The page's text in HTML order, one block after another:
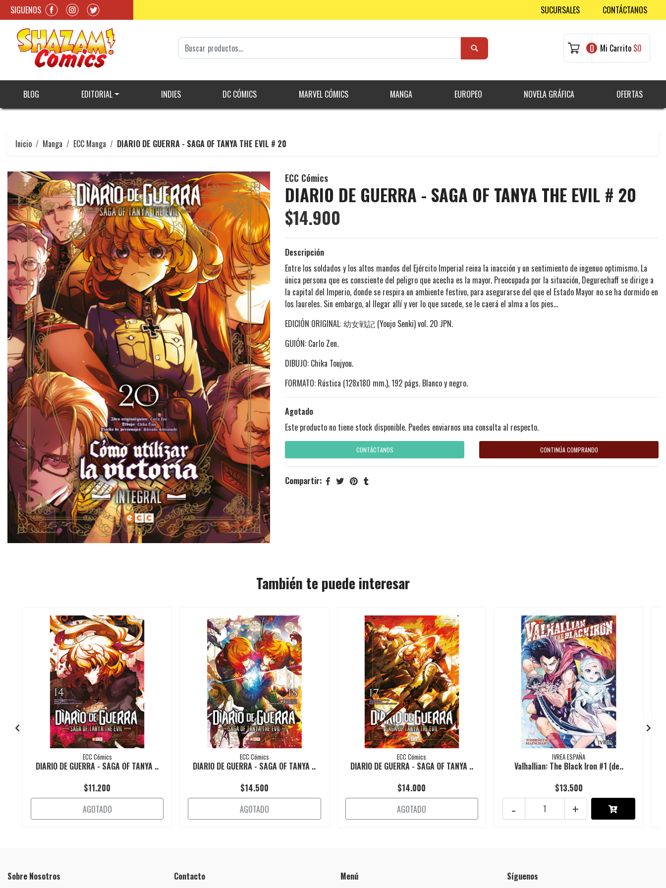
SIGUENOS SUCURSALES CONTÁCTANOS
0 Mi Carrito $0
BLOG EDITORIAL INDIES DC CÓMICS MARVEL CÓMICS MANGA EUROPEO NOVELA GRÁFICA OFERTAS
Inicio Manga ECC Manga DIARIO DE GUERRA - SAGA OF TANYA THE EVIL # 20
ECC Cómics
DIARIO DE GUERRA - SAGA OF TANYA THE EVIL # 20
$14.900
Descripción
Entre los soldados y los altos mandos del Ejército Imperial reina la inacción y un sentimiento de ingenuo optimismo. La
única persona que es consciente del peligro que acecha es la mayor. Preocupada por la situación, Degurechaff se dirige a
la capital del Imperio, donde se respira un ambiente festivo, para asegurarse del que el Estado Mayor no se ha dormido en
los laureles. Sin embargo, al llegar allí y ver lo que sucede, se le caerá el alma a los pies...
EDICIÓN ORIGINAL: 幼女戦記 (Youjo Senki) vol. 20 JPN.
GUIÓN: Carlo Zen.
DIBUJO: Chika Toujyou.
FORMATO: Rústica (128x180 mm.), 192 págs. Blanco y negro.
Agotado
Este producto no tiene stock disponible. Puedes enviarnos una consulta al respecto.
CONTÁCTANOS CONTINÚA COMPRANDO
Compartir:
También te puede interesar
ECC Cómics
DIARIO DE GUERRA - SAGA OF TANYA ..
$11.200
AGOTADO
ECC Cómics
DIARIO DE GUERRA - SAGA OF TANYA ..
$14.500
AGOTADO
ECC Cómics
DIARIO DE GUERRA - SAGA OF TANYA ..
$14.000
AGOTADO
IVREA ESPAÑA
Valhallian: The Black Iron #1 (de..
$13.500
+
-
Sobre Nosotros Contacto Menú Síguenos